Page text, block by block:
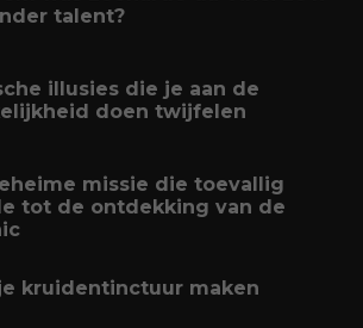
talent?
illusies die je aan de
doen twijfelen
missie die toevallig
tot de ontdekking van de
kruidentinctuur maken